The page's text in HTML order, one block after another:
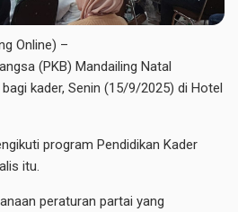
Online) –
(PKB) Mandailing Natal
kader, Senin (15/9/2025) di Hotel
program Pendidikan Kader
itu.
peraturan partai yang